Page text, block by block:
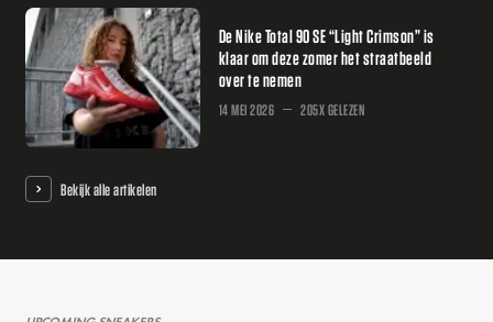
De Nike Total 90 SE “Light Crimson” is
klaar om deze zomer het straatbeeld
over te nemen
14 MEI 2026 205X GELEZEN
Bekijk alle artikelen